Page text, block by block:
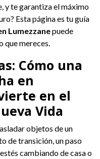
y te garantiza el máximo
Esta página es tu guía
Lumezzanepuede
que mereces.
Cómo una
en
en el
Vida
objetos de un
de transición, un paso
cambiando de casa o